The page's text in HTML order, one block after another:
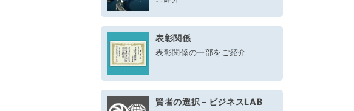
表彰関係
表彰関係の一部をご紹介
賢者の選択－ビジネスLAB